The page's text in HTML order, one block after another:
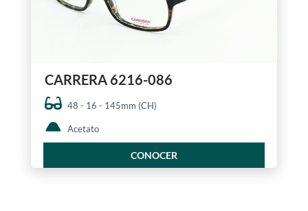
CARRERA 6216-086
48 - 16 - 145mm (CH)
Acetato
CONOCER